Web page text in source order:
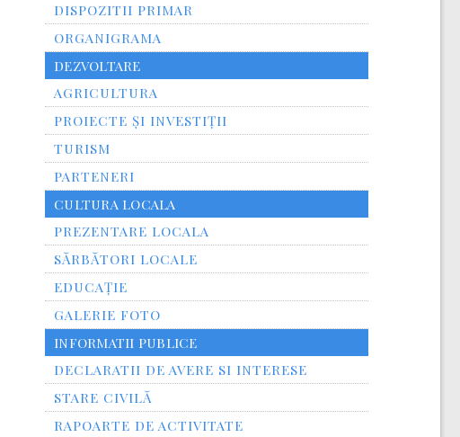
DISPOZITII PRIMAR
ORGANIGRAMA
DEZVOLTARE
AGRICULTURA
PROIECTE ȘI INVESTIȚII
TURISM
PARTENERI
CULTURA LOCALA
PREZENTARE LOCALA
SĂRBĂTORI LOCALE
EDUCAȚIE
GALERIE FOTO
INFORMATII PUBLICE
DECLARATII DE AVERE SI INTERESE
STARE CIVILĂ
RAPOARTE DE ACTIVITATE